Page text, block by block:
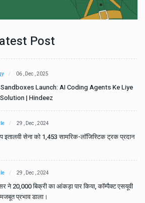
Post
06 , Dec , 2025
Launch: AI Coding Agents Ke Liye
| Hindeez
29 , Dec , 2024
इतालवी सेना को 1,453 सामरिक-लॉजिस्टिक ट्रक प्रदान
29 , Dec , 2024
ने 20,000 बिक्री का आंकड़ा पार किया, कॉम्पैक्ट एसयूवी
प्रभाव डाला।